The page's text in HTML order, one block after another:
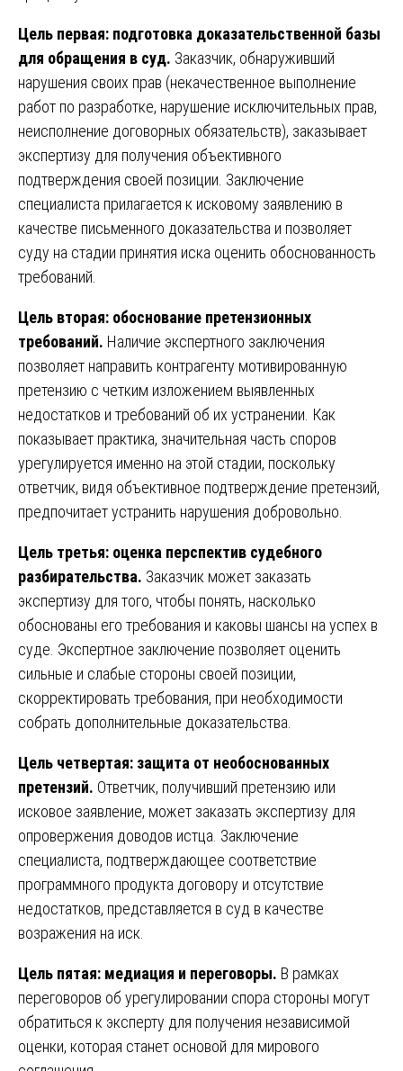
Цель первая: подготовка доказательственной базы
для обращения в суд. Заказчик, обнаруживший
нарушения своих прав (некачественное выполнение
работ по разработке, нарушение исключительных прав,
неисполнение договорных обязательств), заказывает
экспертизу для получения объективного
подтверждения своей позиции. Заключение
специалиста прилагается к исковому заявлению в
качестве письменного доказательства и позволяет
суду на стадии принятия иска оценить обоснованность
требований.
Цель вторая: обоснование претензионных
требований. Наличие экспертного заключения
позволяет направить контрагенту мотивированную
претензию с четким изложением выявленных
недостатков и требований об их устранении. Как
показывает практика, значительная часть споров
урегулируется именно на этой стадии, поскольку
ответчик, видя объективное подтверждение претензий,
предпочитает устранить нарушения добровольно.
Цель третья: оценка перспектив судебного
разбирательства. Заказчик может заказать
экспертизу для того, чтобы понять, насколько
обоснованы его требования и каковы шансы на успех в
суде. Экспертное заключение позволяет оценить
сильные и слабые стороны своей позиции,
скорректировать требования, при необходимости
собрать дополнительные доказательства.
Цель четвертая: защита от необоснованных
претензий. Ответчик, получивший претензию или
исковое заявление, может заказать экспертизу для
опровержения доводов истца. Заключение
специалиста, подтверждающее соответствие
программного продукта договору и отсутствие
недостатков, представляется в суд в качестве
возражения на иск.
Цель пятая: медиация и переговоры. В рамках
переговоров об урегулировании спора стороны могут
обратиться к эксперту для получения независимой
оценки, которая станет основой для мирового